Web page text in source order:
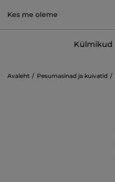
Kes me oleme
Külmikud
Avaleht Pesumasinad ja kuivatid